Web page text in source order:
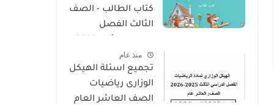
كتاب الطالب - الصف
الثالث الفصل
2026 منهج الإماراتمنذ عام
تجميع اسئلة الهيكل
الوزارى رياضيات
الصف العاشر العام